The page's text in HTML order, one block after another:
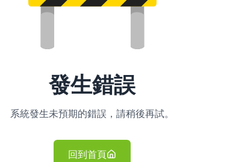
發生錯誤
系統發生未預期的錯誤，請稍後再試。
回到首頁